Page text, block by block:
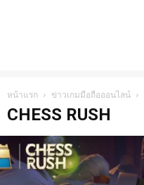
หน้าแรก ข่าวเกมมือถือออนไลน์
CHESS RUSH